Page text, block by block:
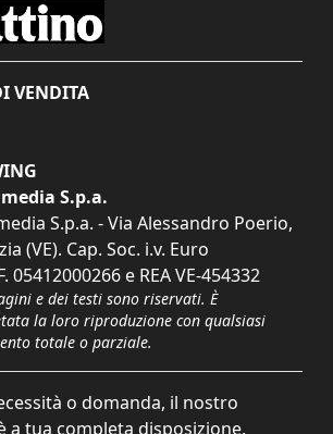
VENDITA
S.p.a.
S.p.a. - Via Alessandro Poerio,
(VE). Cap. Soc. i.v. Euro
05412000266 e REA VE-454332
e dei testi sono riservati. È
la loro riproduzione con qualsiasi
totale o parziale.
o domanda, il nostro
a tua completa disposizione.